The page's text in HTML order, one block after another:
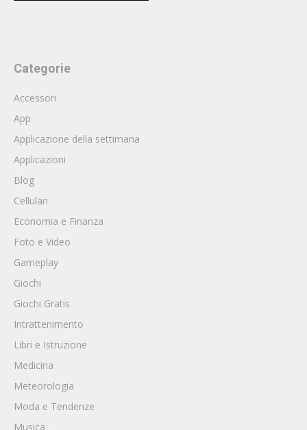
Categorie
Accessori
App
Applicazione della settimana
Applicazioni
Blog
Cellulari
Economia e Finanza
Foto e Video
Gameplay
Giochi
Giochi Gratis
Intrattenimento
Libri e Istruzione
Medicina
Meteorologia
Moda e Tendenze
Musica